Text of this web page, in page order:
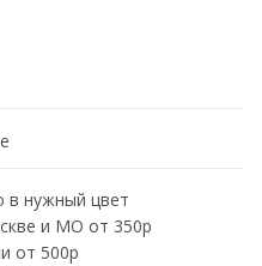
в нужный цвет
и МО от 350р
от 500р